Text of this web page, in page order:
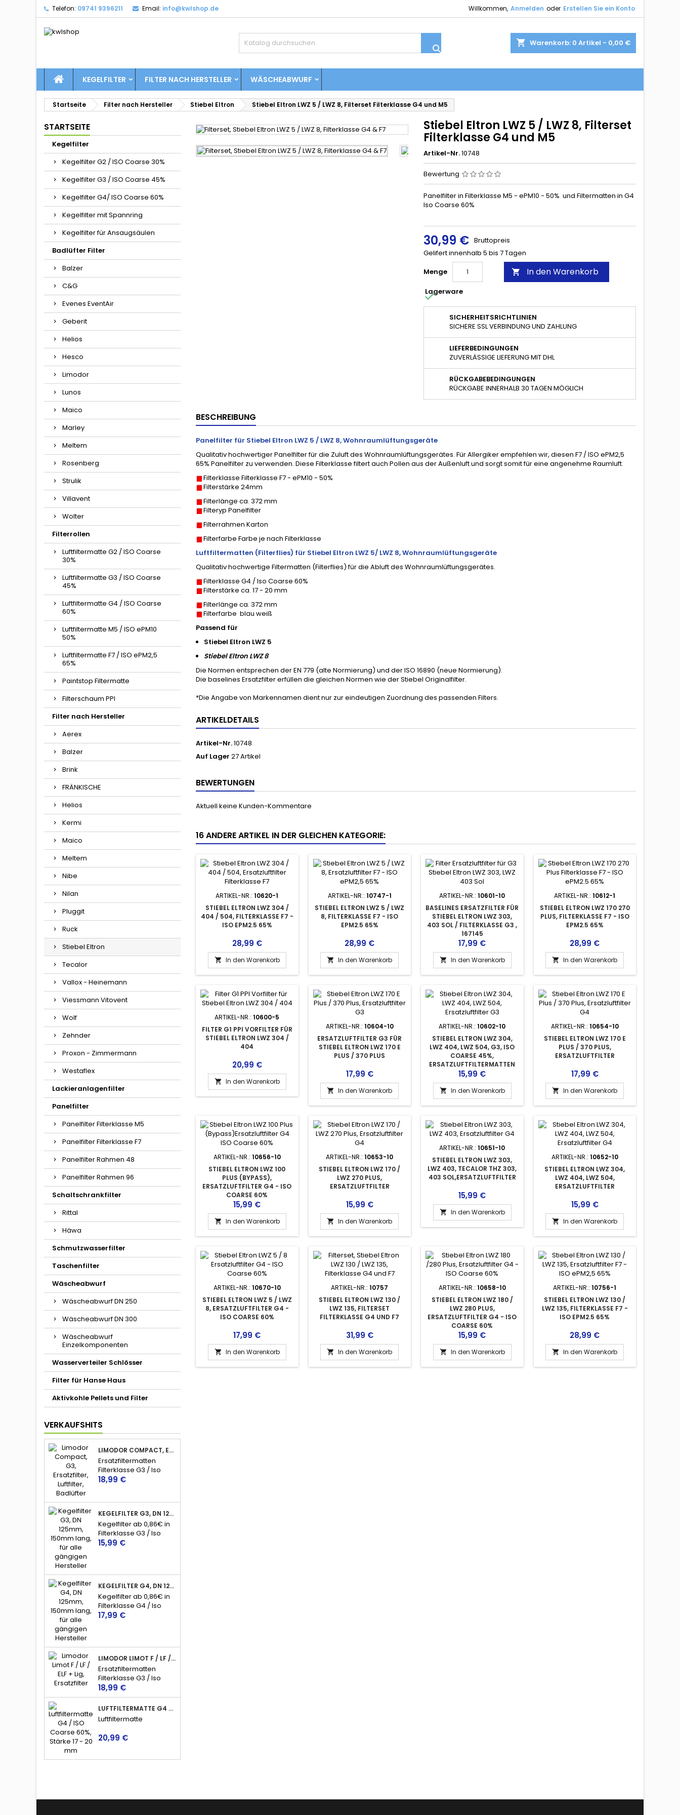
Telefon: 09741 9396211 Email: info@kwlshop.de Willkommen, Anmelden oder Erstellen Sie ein Konto
shopping_cart Warenkorb: 0 Artikel - 0,00 €

KEGELFILTER FILTER NACH HERSTELLER WÄSCHEABWURF
Startseite Filter nach Hersteller Stiebel Eltron Stiebel Eltron LWZ 5 / LWZ 8, Filterset Filterklasse G4 und M5
STARTSEITE
Kegelfilter
Kegelfilter G2 / ISO Coarse 30%
Kegelfilter G3 / ISO Coarse 45%
Kegelfilter G4/ ISO Coarse 60%
Kegelfilter mit Spannring
Kegelfilter für Ansaugsäulen
Badlüfter Filter
Balzer
C&G
Evenes EventAir
Geberit
Helios
Hesco
Limodor
Lunos
Maico
Marley
Meltem
Rosenberg
Strulik
Villavent
Wolter
Filterrollen
Luftfiltermatte G2 / ISO Coarse
30%
Luftfiltermatte G3 / ISO Coarse
45%
Luftfiltermatte G4 / ISO Coarse
60%
Luftfiltermatte M5 / ISO ePM10
50%
Luftfiltermatte F7 / ISO ePM2,5
65%
Paintstop Filtermatte
Filterschaum PPI
Filter nach Hersteller
Aerex
Balzer
Brink
FRÄNKISCHE
Helios
Kermi
Maico
Meltem
Nibe
Nilan
Pluggit
Ruck
Stiebel Eltron
Tecalor
Vallox - Heinemann
Viessmann Vitovent
Wolf
Zehnder
Proxon - Zimmermann
Westaflex
Lackieranlagenfilter
Panelfilter
Panelfilter Filterklasse M5
Panelfilter Filterklasse F7
Panelfilter Rahmen 48
Panelfilter Rahmen 96
Schaltschrankfilter
Rittal
Häwa
Schmutzwasserfilter
Taschenfilter
Wäscheabwurf
Wäscheabwurf DN 250
Wäscheabwurf DN 300
Wäscheabwurf
Einzelkomponenten
Wasserverteiler Schlösser
Filter für Hanse Haus
Aktivkohle Pellets und Filter
VERKAUFSHITS
LIMODOR COMPACT, ERSATZFILTER, LUFTFILTER, BADLÜFTER
Ersatzfiltermatten
Filterklasse G3 / Iso
Coarse 45%
Preis
18,99 €
KEGELFILTER G3, DN 125, 150MM LANG, ISO COARSE 45%
Kegelfilter ab 0,86€ in
Filterklasse G3 / Iso
Coarse 45%, für
100St/0,86€
Preis
15,99 €
KEGELFILTER G4, DN 125, 150MM LANG, ISO COARSE 60%
Kegelfilter ab 0,86€ in
Filterklasse G4 / Iso
Coarse 60%, für
Preis
17,99 €
LIMODOR LIMOT F / LF / ELF + LIG, ERSATZFILTER, LUFTFILTER, BADLÜFTER
Ersatzfiltermatten
Filterklasse G3 / Iso
Coarse 45%
Preis
18,99 €
LUFTFILTERMATTE G4 / ISO COARSE 60%, 17 - 20MM, FILTERVLIES, FILTERROLLE
Luftfiltermatte
Preis
20,99 €
Stiebel Eltron LWZ 5 / LWZ 8, Filterset
Filterklasse G4 und M5
Artikel-Nr.10748
Bewertung
Panelfilter in Filterklasse M5 - ePM10 - 50% und Filtermatten in G4
Iso Coarse 60%
30,99 € Bruttopreis
Gelifert innenhalb 5 bis 7 Tagen
Menge
 In den Warenkorb

Lagerware
SICHERHEITSRICHTLINIEN
SICHERE SSL VERBINDUNG UND ZAHLUNG
LIEFERBEDINGUNGEN
ZUVERLÄSSIGE LIEFERUNG MIT DHL
RÜCKGABEBEDINGUNGEN
RÜCKGABE INNERHALB 30 TAGEN MÖGLICH
BESCHREIBUNG
Panelfilter für Stiebel Eltron LWZ 5 / LWZ 8,Wohnraumlüftungsgeräte
Qualitativ hochwertiger Panelfilter für die Zuluft des Wohnraumlüftungsgerätes. Für Allergiker empfehlen wir, diesen F7 / ISO ePM2,5
65% Panelfilter zu verwenden. Diese Filterklasse filtert auch Pollen aus der Außenluft und sorgt somit für eine angenehme Raumluft.
Filterklasse Filterklasse F7 - ePM10 - 50%
Filterstärke 24mm
Filterlänge ca. 372 mm
Filteryp Panelfilter
Filterrahmen Karton
Filterfarbe Farbe je nach Filterklasse
Luftfiltermatten (Filterflies) für Stiebel Eltron LWZ 5/ LWZ 8, Wohnraumlüftungsgeräte
Qualitativ hochwertige Filtermatten (Filterflies) für die Abluft des Wohnraumlüftungsgerätes.
Filterklasse G4 / Iso Coarse 60%
Filterstärke ca. 17 - 20 mm
Filterlänge ca. 372 mm
Filterfarbe blau weiß
Passend für
Stiebel Eltron LWZ 5
Stiebel Eltron LWZ 8
Die Normen entsprechen der EN 779 (alte Normierung) und der ISO 16890 (neue Normierung).
Die baselines Ersatzfilter erfüllen die gleichen Normen wie der Stiebel Originalfilter.
*Die Angabe von Markennamen dient nur zur eindeutigen Zuordnung des passenden Filters.
ARTIKELDETAILS
Artikel-Nr.10748
Auf Lager 27 Artikel
BEWERTUNGEN
Aktuell keine Kunden-Kommentare
16 ANDERE ARTIKEL IN DER GLEICHEN KATEGORIE:
ARTIKEL-NR.:10620-1
STIEBEL ELTRON LWZ 304 /
404 / 504, FILTERKLASSE F7 -
ISO EPM2.5 65%
Preis
28,99 €
 In den Warenkorb
ARTIKEL-NR.: 10747-1
STIEBEL ELTRON LWZ 5 / LWZ
8, FILTERKLASSE F7 - ISO
EPM2.5 65%
Preis
28,99 €
 In den Warenkorb
ARTIKEL-NR.:10601-10
BASELINES ERSATZFILTER FÜR
STIEBEL ELTRON LWZ 303,
403 SOL / FILTERKLASSE G3 ,
167145
Preis
17,99 €
 In den Warenkorb
ARTIKEL-NR.:10612-1
STIEBEL ELTRON LWZ 170 270
PLUS, FILTERKLASSE F7 - ISO
EPM2.5 65%
Preis
28,99 €
 In den Warenkorb
ARTIKEL-NR.:10600-5
FILTER G1 PPI VORFILTER FÜR
STIEBEL ELTRON LWZ 304 /
404
Preis
20,99 €
 In den Warenkorb
ARTIKEL-NR.: 10604-10
ERSATZLUFTFILTER G3 FÜR
STIEBEL ELTRON LWZ 170 E
PLUS / 370 PLUS
Preis
17,99 €
 In den Warenkorb
ARTIKEL-NR.:10602-10
STIEBEL ELTRON LWZ 304,
LWZ 404, LWZ 504, G3, ISO
COARSE 45%,
ERSATZLUFTFILTERMATTEN
Preis
15,99 €
 In den Warenkorb
ARTIKEL-NR.: 10654-10
STIEBEL ELTRON LWZ 170 E
PLUS / 370 PLUS,
ERSATZLUFTFILTER
Preis
17,99 €
 In den Warenkorb
ARTIKEL-NR.: 10656-10
STIEBEL ELTRON LWZ 100
PLUS (BYPASS),
ERSATZLUFTFILTER G4 - ISO
COARSE 60%
Preis
15,99 €
 In den Warenkorb
ARTIKEL-NR.:10653-10
STIEBEL ELTRON LWZ 170 /
LWZ 270 PLUS,
ERSATZLUFTFILTER
Preis
15,99 €
 In den Warenkorb
ARTIKEL-NR.:10651-10
STIEBEL ELTRON LWZ 303,
LWZ 403, TECALOR THZ 303,
403 SOL,ERSATZLUFTFILTER
Preis
15,99 €
 In den Warenkorb
ARTIKEL-NR.: 10652-10
STIEBEL ELTRON LWZ 304,
LWZ 404, LWZ 504,
ERSATZLUFTFILTER
Preis
15,99 €
 In den Warenkorb
ARTIKEL-NR.: 10670-10
STIEBEL ELTRON LWZ 5 / LWZ
8, ERSATZLUFTFILTER G4 -
ISO COARSE 60%
Preis
17,99 €
 In den Warenkorb
ARTIKEL-NR.:10757
STIEBEL ELTRON LWZ 130 /
LWZ 135, FILTERSET
FILTERKLASSE G4 UND F7
Preis
31,99 €
 In den Warenkorb
ARTIKEL-NR.: 10658-10
STIEBEL ELTRON LWZ 180 /
LWZ 280 PLUS,
ERSATZLUFTFILTER G4 - ISO
COARSE 60%
Preis
15,99 €
 In den Warenkorb
ARTIKEL-NR.:10756-1
STIEBEL ELTRON LWZ 130 /
LWZ 135, FILTERKLASSE F7 -
ISO EPM2.5 65%
Preis
28,99 €
 In den Warenkorb